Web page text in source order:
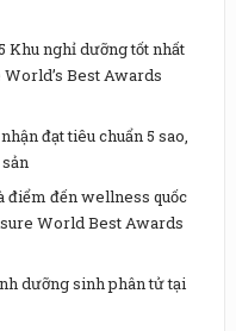
Khu nghỉ dưỡng tốt nhất
Best Awards
đạt tiêu chuẩn 5 sao,
điểm đến wellness quốc
World Best Awards
dưỡng sinh phân tử tại